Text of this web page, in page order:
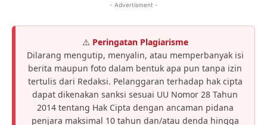
- Advertisment -
⚠️ Peringatan Plagiarisme
Dilarang mengutip, menyalin, atau memperbanyak isi
berita maupun foto dalam bentuk apa pun tanpa izin
tertulis dari Redaksi. Pelanggaran terhadap hak cipta
dapat dikenakan sanksi sesuai UU Nomor 28 Tahun
2014 tentang Hak Cipta dengan ancaman pidana
penjara maksimal 10 tahun dan/atau denda hingga